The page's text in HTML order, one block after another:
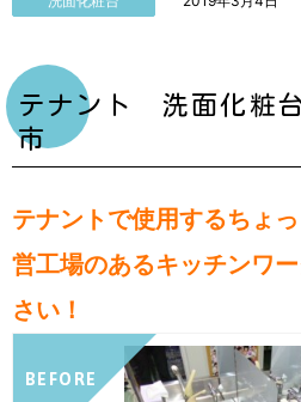
テナント 洗面化粧
市
テナントで使用するちょ
営工場のあるキッチンワ
さい！
BEFORE